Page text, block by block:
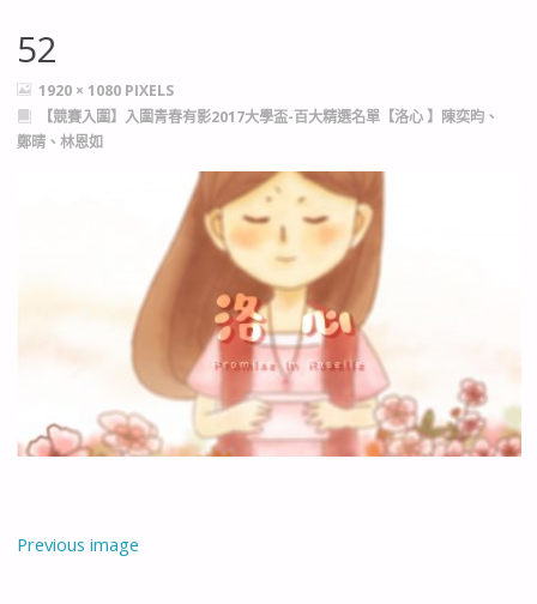
52
FULL
SIZE
1920 × 1080 PIXELS
【競賽入圍】入圍青春有影2017大學盃-百大精選名單【洛心 】陳奕昀、
鄭晴、林恩如
Previous image